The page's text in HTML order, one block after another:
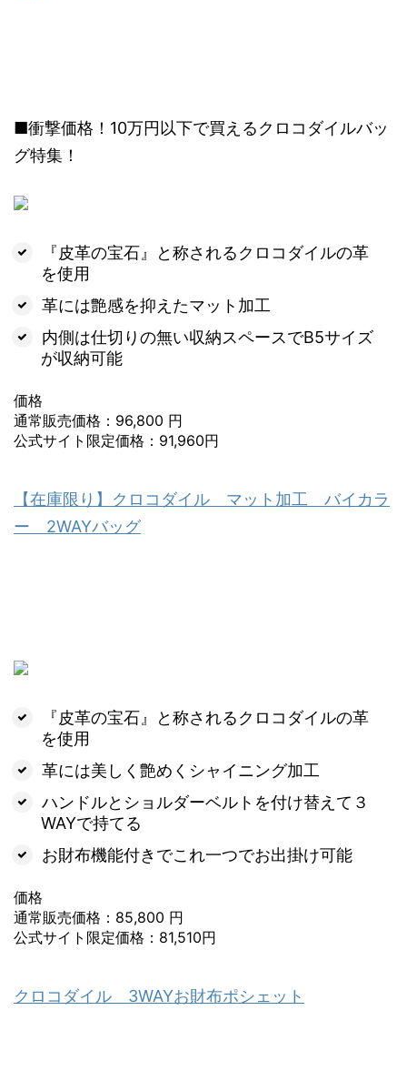
■衝撃価格！10万円以下で買えるクロコダイルバッ
グ特集！
『皮革の宝石』と称されるクロコダイルの革
を使用
革には艶感を抑えたマット加工
内側は仕切りの無い収納スペースでB5サイズ
が収納可能
価格
通常販売価格：96,800 円
公式サイト限定価格：91,960円
【在庫限り】クロコダイル マット加工 バイカラ
ー 2WAYバッグ
『皮革の宝石』と称されるクロコダイルの革
を使用
革には美しく艶めくシャイニング加工
ハンドルとショルダーベルトを付け替えて３
WAYで持てる
お財布機能付きでこれ一つでお出掛け可能
価格
通常販売価格：85,800 円
公式サイト限定価格：81,510円
クロコダイル 3WAYお財布ポシェット